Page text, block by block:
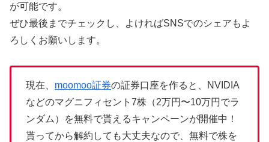
が可能です。
ぜひ最後までチェックし、よければSNSでのシェアもよ
ろしくお願いします。
現在、 moomoo証券の証券口座を作ると、NVIDIA
などのマグニフィセント7株（2万円〜10万円でラ
ンダム）を無料で貰えるキャンペーンが開催中！
貰ってから解約しても大丈夫なので、無料で株を